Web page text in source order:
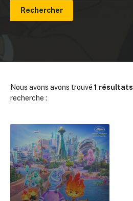
Rechercher
Nous avons avons trouvé 1 résultats
recherche :